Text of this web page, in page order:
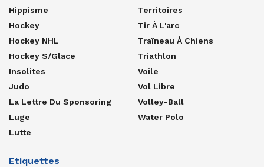
Hippisme
Hockey
Hockey NHL
Hockey S/glace
Insolites
Judo
La Lettre Du Sponsoring
Luge
Lutte
Territoires
Tir À L'arc
Traîneau À Chiens
Triathlon
Voile
Vol Libre
Volley-Ball
Water Polo
Etiquettes